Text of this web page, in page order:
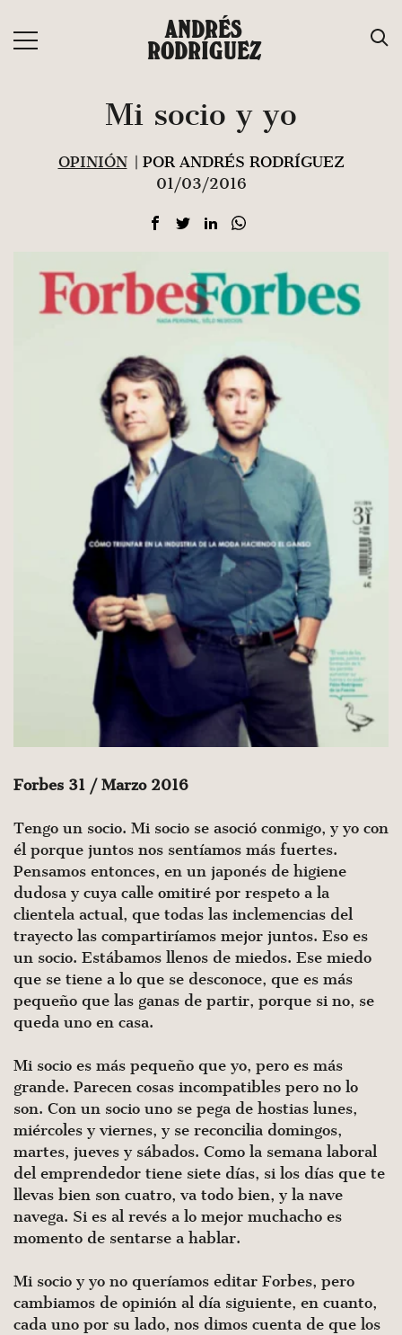
contenido
ANDRÉS
RODRÍGUEZ
Mi socio y yo
OPINIÓN
| POR ANDRÉS RODRÍGUEZ
01/03/2016
Forbes 31 / Marzo 2016
Tengo un socio. Mi socio se asoció conmigo, y yo con
él porque juntos nos sentíamos más fuertes.
Pensamos entonces, en un japonés de higiene
dudosa y cuya calle omitiré por respeto a la
clientela actual, que todas las inclemencias del
trayecto las compartiríamos mejor juntos. Eso es
un socio. Estábamos llenos de miedos. Ese miedo
que se tiene a lo que se desconoce, que es más
pequeño que las ganas de partir, porque si no, se
queda uno en casa.
Mi socio es más pequeño que yo, pero es más
grande. Parecen cosas incompatibles pero no lo
son. Con un socio uno se pega de hostias lunes,
miércoles y viernes, y se reconcilia domingos,
martes, jueves y sábados. Como la semana laboral
del emprendedor tiene siete días, si los días que te
llevas bien son cuatro, va todo bien, y la nave
navega. Si es al revés a lo mejor muchacho es
momento de sentarse a hablar.
Mi socio y yo no queríamos editar Forbes, pero
cambiamos de opinión al día siguiente, en cuanto,
cada uno por su lado, nos dimos cuenta de que los